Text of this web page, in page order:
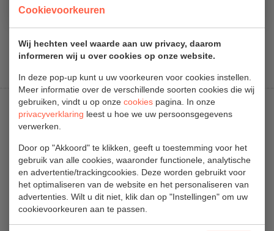
Cookievoorkeuren
Wij hechten veel waarde aan uw privacy, daarom
informeren wij u over cookies op onze website.
In deze pop-up kunt u uw voorkeuren voor cookies instellen.
Meer informatie over de verschillende soorten cookies die wij
gebruiken, vindt u op onze cookies pagina. In onze
privacyverklaring leest u hoe we uw persoonsgegevens
verwerken.
Door op "Akkoord" te klikken, geeft u toestemming voor het
gebruik van alle cookies, waaronder functionele, analytische
en advertentie/trackingcookies. Deze worden gebruikt voor
het optimaliseren van de website en het personaliseren van
advertenties. Wilt u dit niet, klik dan op "Instellingen" om uw
cookievoorkeuren aan te passen.
Verspaning
Er zijn op dit moment geen producten beschikbaar
Verkoop
Lasapparatuur
Plasmasnijders
Autogene apparatuur